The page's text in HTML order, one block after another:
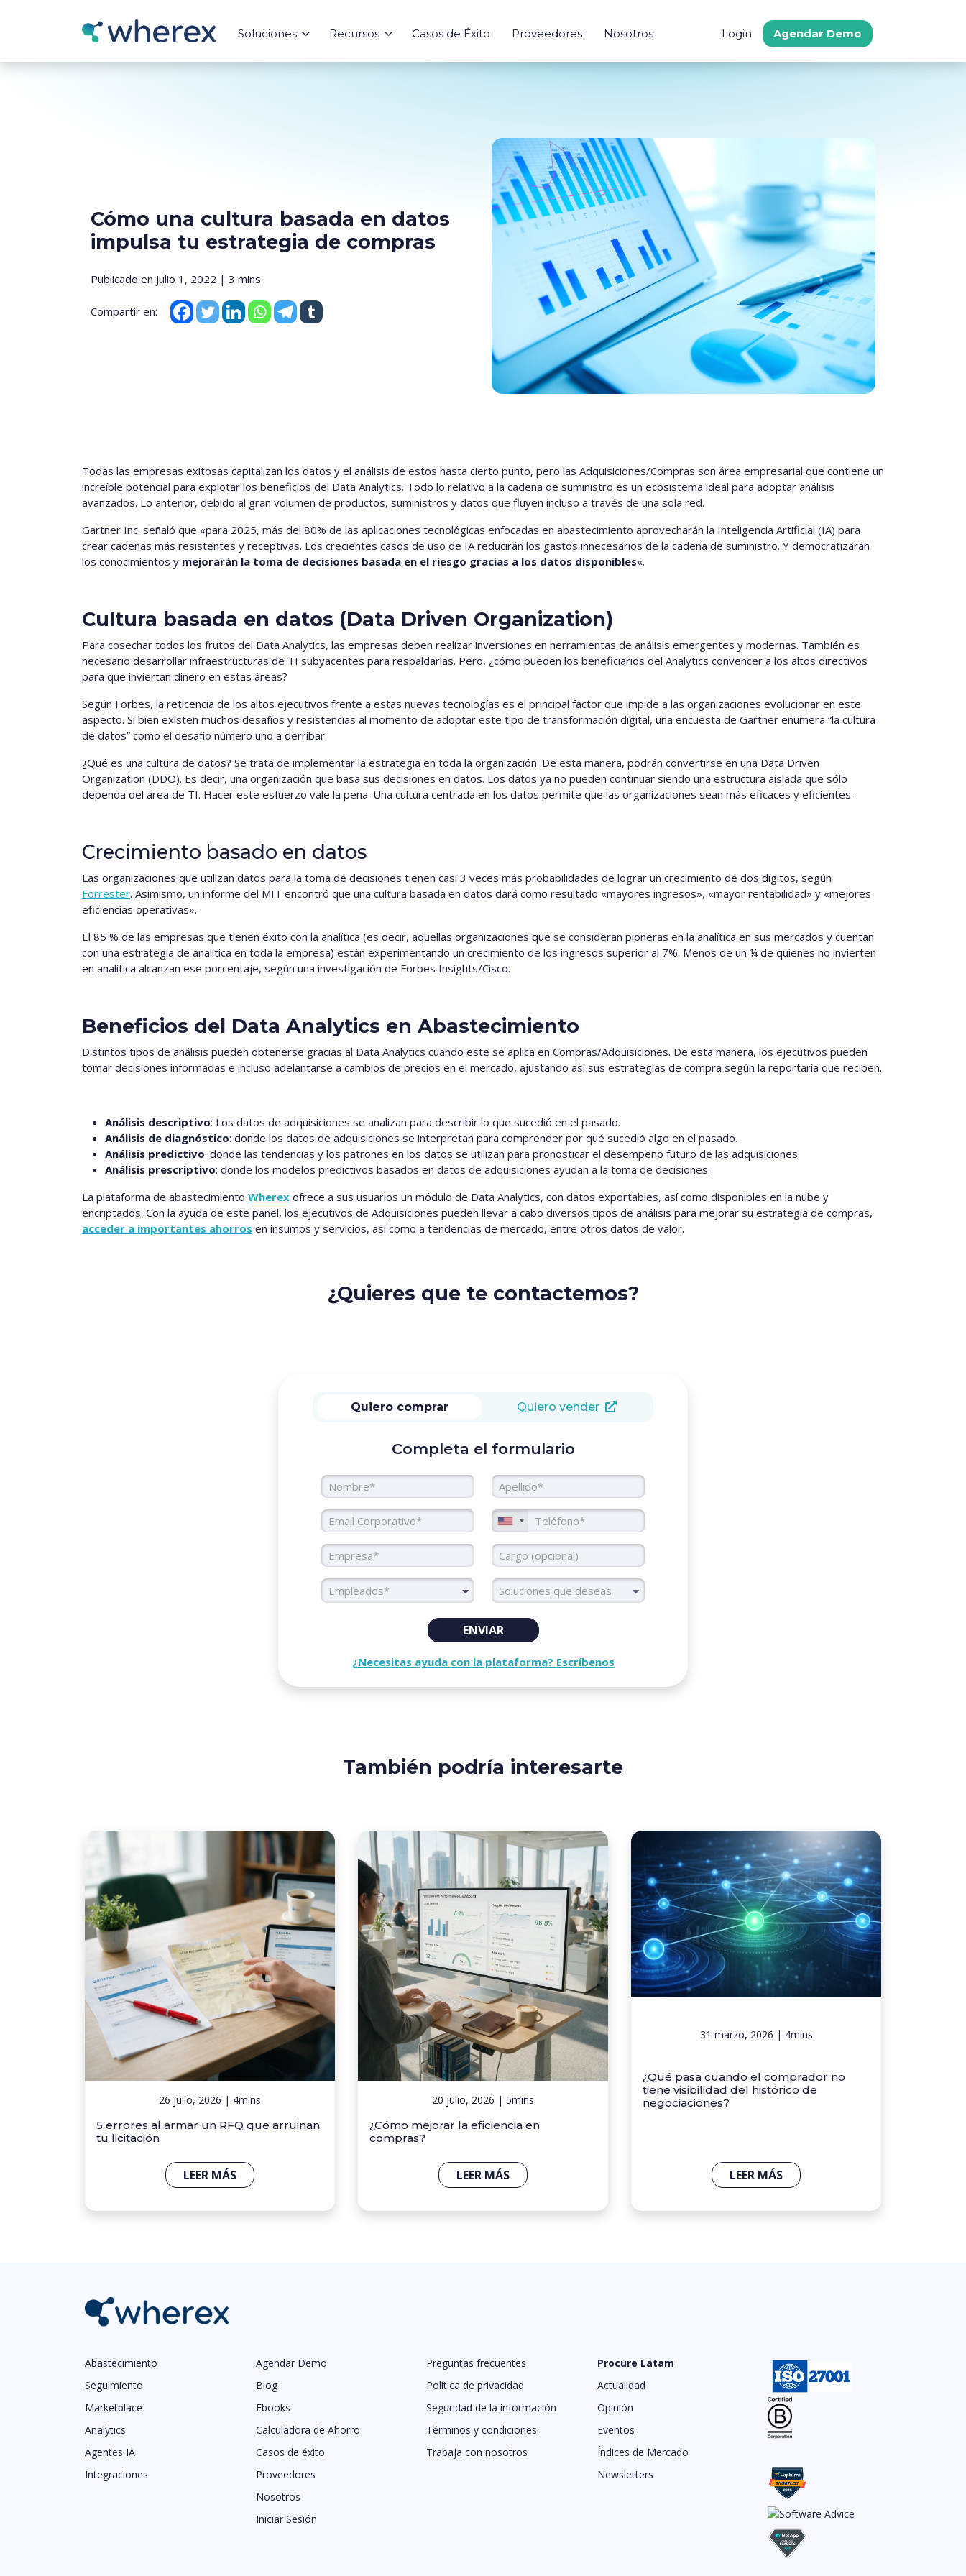
Soluciones Recursos Casos de Éxito Proveedores Nosotros Login Agendar Demo
Cómo una cultura basada en datos
impulsa tu estrategia de compras
Publicado en julio 1, 2022 | 3 mins
Compartir en:
Todas las empresas exitosas capitalizan los datos y el análisis de estos hasta cierto punto, pero las Adquisiciones/Compras son área empresarial que contiene un
increíble potencial para explotar los beneficios del Data Analytics. Todo lo relativo a la cadena de suministro es un ecosistema ideal para adoptar análisis
avanzados. Lo anterior, debido al gran volumen de productos, suministros y datos que fluyen incluso a través de una sola red.
Gartner Inc. señaló que «para 2025, más del 80% de las aplicaciones tecnológicas enfocadas en abastecimiento aprovecharán la Inteligencia Artificial (IA) para
crear cadenas más resistentes y receptivas. Los crecientes casos de uso de IA reducirán los gastos innecesarios de la cadena de suministro. Y democratizarán
los conocimientos y mejorarán la toma de decisiones basada en el riesgo gracias a los datos disponibles«.
Cultura basada en datos (Data Driven Organization)
Para cosechar todos los frutos del Data Analytics, las empresas deben realizar inversiones en herramientas de análisis emergentes y modernas. También es
necesario desarrollar infraestructuras de TI subyacentes para respaldarlas. Pero, ¿cómo pueden los beneficiarios del Analytics convencer a los altos directivos
para que inviertan dinero en estas áreas?
Según Forbes, la reticencia de los altos ejecutivos frente a estas nuevas tecnologías es el principal factor que impide a las organizaciones evolucionar en este
aspecto. Si bien existen muchos desafíos y resistencias al momento de adoptar este tipo de transformación digital, una encuesta de Gartner enumera “la cultura
de datos” como el desafío número uno a derribar.
¿Qué es una cultura de datos? Se trata de implementar la estrategia en toda la organización. De esta manera, podrán convertirse en una Data Driven
Organization (DDO). Es decir, una organización que basa sus decisiones en datos. Los datos ya no pueden continuar siendo una estructura aislada que sólo
dependa del área de TI. Hacer este esfuerzo vale la pena. Una cultura centrada en los datos permite que las organizaciones sean más eficaces y eficientes.
Crecimiento basado en datos
Las organizaciones que utilizan datos para la toma de decisiones tienen casi 3 veces más probabilidades de lograr un crecimiento de dos dígitos, según
Forrester. Asimismo, un informe del MIT encontró que una cultura basada en datos dará como resultado «mayores ingresos», «mayor rentabilidad» y «mejores
eficiencias operativas».
El 85 % de las empresas que tienen éxito con la analítica (es decir, aquellas organizaciones que se consideran pioneras en la analítica en sus mercados y cuentan
con una estrategia de analítica en toda la empresa) están experimentando un crecimiento de los ingresos superior al 7%. Menos de un ¼ de quienes no invierten
en analítica alcanzan ese porcentaje, según una investigación de Forbes Insights/Cisco.
Beneficios del Data Analytics en Abastecimiento
Distintos tipos de análisis pueden obtenerse gracias al Data Analytics cuando este se aplica en Compras/Adquisiciones. De esta manera, los ejecutivos pueden
tomar decisiones informadas e incluso adelantarse a cambios de precios en el mercado, ajustando así sus estrategias de compra según la reportaría que reciben.
Análisis descriptivo: Los datos de adquisiciones se analizan para describir lo que sucedió en el pasado.
Análisis de diagnóstico: donde los datos de adquisiciones se interpretan para comprender por qué sucedió algo en el pasado.
Análisis predictivo: donde las tendencias y los patrones en los datos se utilizan para pronosticar el desempeño futuro de las adquisiciones.
Análisis prescriptivo: donde los modelos predictivos basados en datos de adquisiciones ayudan a la toma de decisiones.
La plataforma de abastecimiento Wherex ofrece a sus usuarios un módulo de Data Analytics, con datos exportables, así como disponibles en la nube y
encriptados. Con la ayuda de este panel, los ejecutivos de Adquisiciones pueden llevar a cabo diversos tipos de análisis para mejorar su estrategia de compras,
acceder a importantes ahorros en insumos y servicios, así como a tendencias de mercado, entre otros datos de valor.
¿Quieres que te contactemos?
Quiero comprar Quiero vender
Completa el formulario
Email Corporativo Teléfono
Cargo
Empleados* Soluciones
ENVIAR
¿Necesitas ayuda con la plataforma? Escríbenos
También podría interesarte
26 julio, 2026 | 4mins
5 errores al armar un RFQ que arruinan
tu licitación
LEER MÁS
20 julio, 2026 | 5mins
¿Cómo mejorar la eficiencia en
compras?
LEER MÁS
31 marzo, 2026 | 4mins
¿Qué pasa cuando el comprador no
tiene visibilidad del histórico de
negociaciones?
LEER MÁS
Abastecimiento
Seguimiento
Marketplace
Analytics
Agentes IA
Integraciones
Agendar Demo
Blog
Ebooks
Calculadora de Ahorro
Casos de éxito
Proveedores
Nosotros
Iniciar Sesión
Preguntas frecuentes
Política de privacidad
Seguridad de la información
Términos y condiciones
Trabaja con nosotros
Procure Latam
Actualidad
Opinión
Eventos
Índices de Mercado
Newsletters